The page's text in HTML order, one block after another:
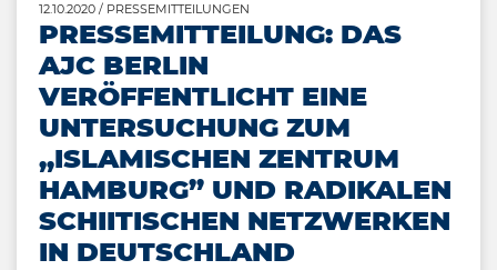
12.10.2020 / PRESSEMITTEILUNGEN
PRESSEMITTEILUNG: DAS
AJC BERLIN
VERÖFFENTLICHT EINE
UNTERSUCHUNG ZUM
„ISLAMISCHEN ZENTRUM
HAMBURG” UND RADIKALEN
SCHIITISCHEN NETZWERKEN
IN DEUTSCHLAND